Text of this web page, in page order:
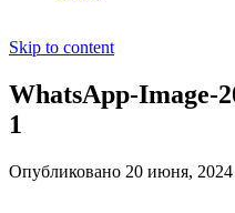
Skip to content
WhatsApp-Image-
1
Опубликовано 20 июня, 2024